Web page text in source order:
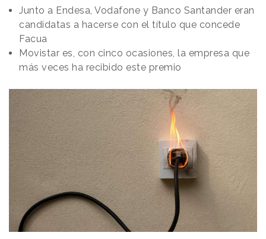
Junto a Endesa, Vodafone y Banco Santander eran
candidatas a hacerse con el título que concede
Facua
Movistar es, con cinco ocasiones, la empresa que
más veces ha recibido este premio